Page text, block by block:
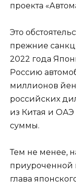
проекта
Это
прежние
2022 года
Россию
миллионов
российских
из Китая и ОАЭ
суммы.
Тем не менее,
приуроченной
глава